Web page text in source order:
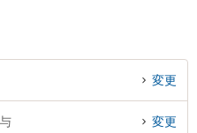
変更
変更